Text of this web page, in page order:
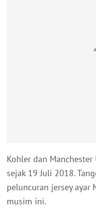
Kohler dan
sejak 19 Juli 2018.
peluncuran jersey ayar
musim ini.